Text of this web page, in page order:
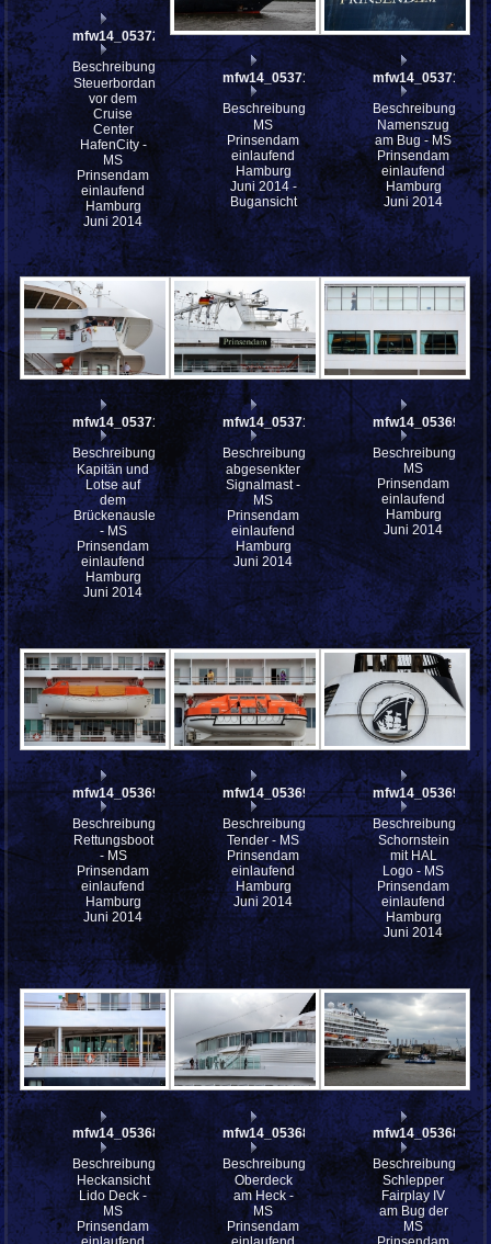
mfw14_053721st
Beschreibung:
Steuerbordansicht
vor dem
Cruise
Center
HafenCity -
MS
Prinsendam
einlaufend
Hamburg
Juni 2014
mfw14_053719
Beschreibung:
MS
Prinsendam
einlaufend
Hamburg
Juni 2014 -
Bugansicht
mfw14_053718
Beschreibung:
Namenszug
am Bug - MS
Prinsendam
einlaufend
Hamburg
Juni 2014
mfw14_053716
Beschreibung:
Kapitän und
Lotse auf
dem
Brückenausleger
- MS
Prinsendam
einlaufend
Hamburg
Juni 2014
mfw14_053711
Beschreibung:
abgesenkter
Signalmast -
MS
Prinsendam
einlaufend
Hamburg
Juni 2014
mfw14_053698
Beschreibung:
MS
Prinsendam
einlaufend
Hamburg
Juni 2014
mfw14_053697
Beschreibung:
Rettungsboot
- MS
Prinsendam
einlaufend
Hamburg
Juni 2014
mfw14_053695
Beschreibung:
Tender - MS
Prinsendam
einlaufend
Hamburg
Juni 2014
mfw14_053693
Beschreibung:
Schornstein
mit HAL
Logo - MS
Prinsendam
einlaufend
Hamburg
Juni 2014
mfw14_053689
Beschreibung:
Heckansicht
Lido Deck -
MS
Prinsendam
mfw14_053685
Beschreibung:
Oberdeck
am Heck -
MS
Prinsendam
mfw14_053681
Beschreibung:
Schlepper
Fairplay IV
am Bug der
MS